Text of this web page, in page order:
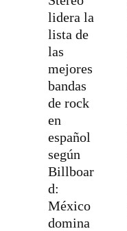
lidera la
lista de
las
mejores
bandas
de rock
en
español
según
Billboar
d:
México
domina